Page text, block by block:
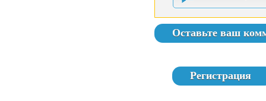
Оставьте ваш
Регистрация